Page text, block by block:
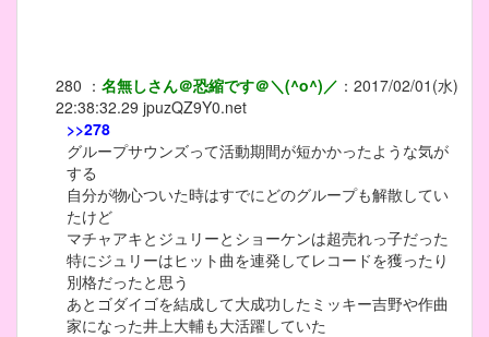
280 ： 名無しさん＠恐縮です＠＼(^o^)／ ： 2017/02/01(水)
22:38:32.29 jpuzQZ9Y0.net
>>278
グループサウンズって活動期間が短かかったような気が
する
自分が物心ついた時はすでにどのグループも解散してい
たけど
マチャアキとジュリーとショーケンは超売れっ子だった
特にジュリーはヒット曲を連発してレコードを獲ったり
別格だったと思う
あとゴダイゴを結成して大成功したミッキー吉野や作曲
家になった井上大輔も大活躍していた